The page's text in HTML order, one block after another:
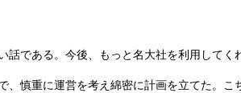
話である。今後、もっと名大社を利用してく
、慎重に運営を考え綿密に計画を立てた。こ